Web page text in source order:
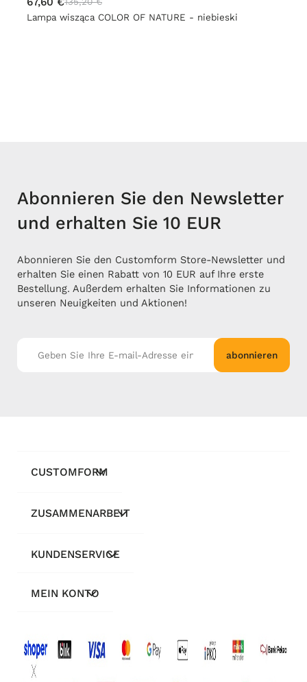
Lampa wisząca COLOR OF NATURE - niebieski
Abonnieren Sie den Newsletter
und erhalten Sie 10 EUR
Abonnieren Sie den Customform Store-Newsletter und
erhalten Sie einen Rabatt von 10 EUR auf Ihre erste
Bestellung. Außerdem erhalten Sie Informationen zu
unseren Neuigkeiten und Aktionen!
abonnieren
CUSTOMFORM
ZUSAMMENARBEIT
KUNDENSERVICE
MEIN KONTO